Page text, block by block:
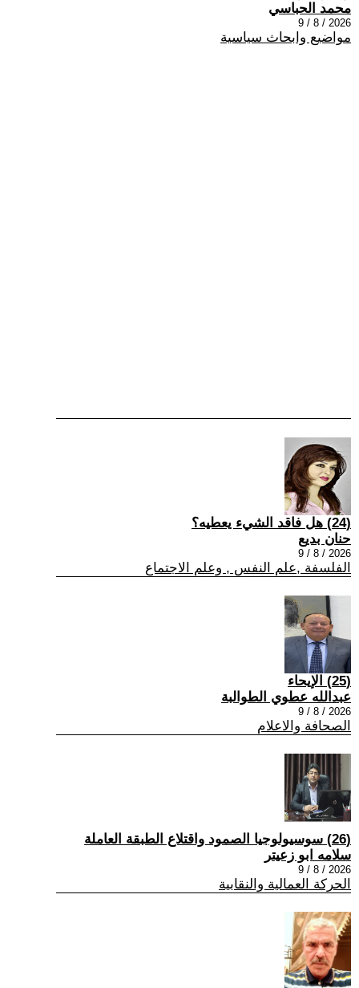
محمد الحباسي
2026 / 8 / 9
مواضيع وابحاث سياسية
(24) هل فاقد الشيء يعطيه؟
حنان بديع
2026 / 8 / 9
الفلسفة ,علم النفس , وعلم الاجتماع
(25) الإيحاء
عبدالله عطوي الطوالبة
2026 / 8 / 9
الصحافة والاعلام
(26) سوسيولوجيا الصمود واقتلاع الطبقة العاملة
سلامه ابو زعيتر
2026 / 8 / 9
الحركة العمالية والنقابية